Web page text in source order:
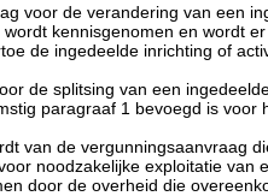
voor de verandering van een
kennisgenomen en wordt
de ingedeelde inrichting of
de splitsing van een
paragraaf 1 bevoegd is
van de vergunningsaanvraag
noodzakelijke exploitatie
door de overheid die